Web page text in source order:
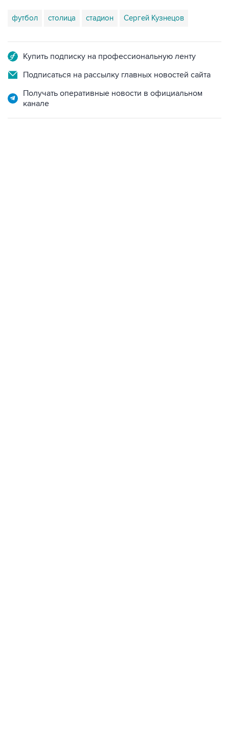
футбол столица стадион Сергей Кузнецов
Купить подписку на профессиональную ленту
Подписаться на рассылку главных новостей сайта
Получать оперативные новости в официальном
канале